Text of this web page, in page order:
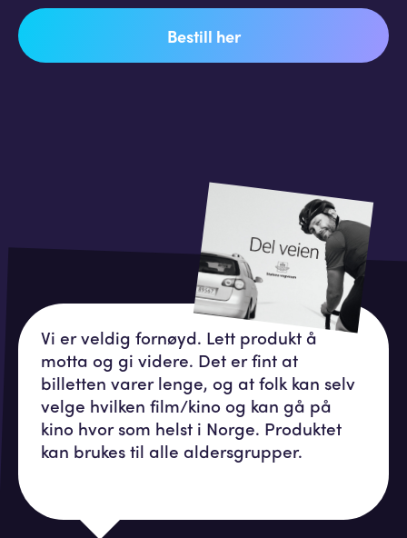
Bestill her
Vi er veldig fornøyd. Lett produkt å
motta og gi videre. Det er fint at
billetten varer lenge, og at folk kan selv
velge hvilken film/kino og kan gå på
kino hvor som helst i Norge. Produktet
kan brukes til alle aldersgrupper.